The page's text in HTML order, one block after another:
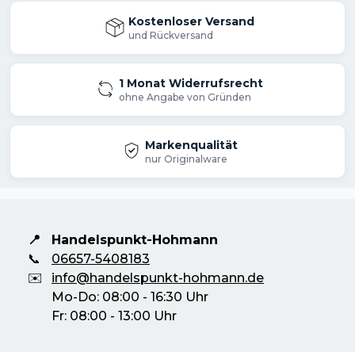
Kostenloser Versand
und Rückversand
1 Monat Widerrufsrecht
ohne Angabe von Gründen
Markenqualität
nur Originalware
📍
Handelspunkt-Hohmann
📞
06657-5408183
✉️
info@handelspunkt-hohmann.de
Mo-Do: 08:00 - 16:30 Uhr
Fr: 08:00 - 13:00 Uhr